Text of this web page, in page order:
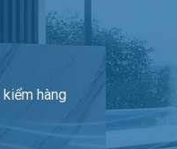
kiểm hàng